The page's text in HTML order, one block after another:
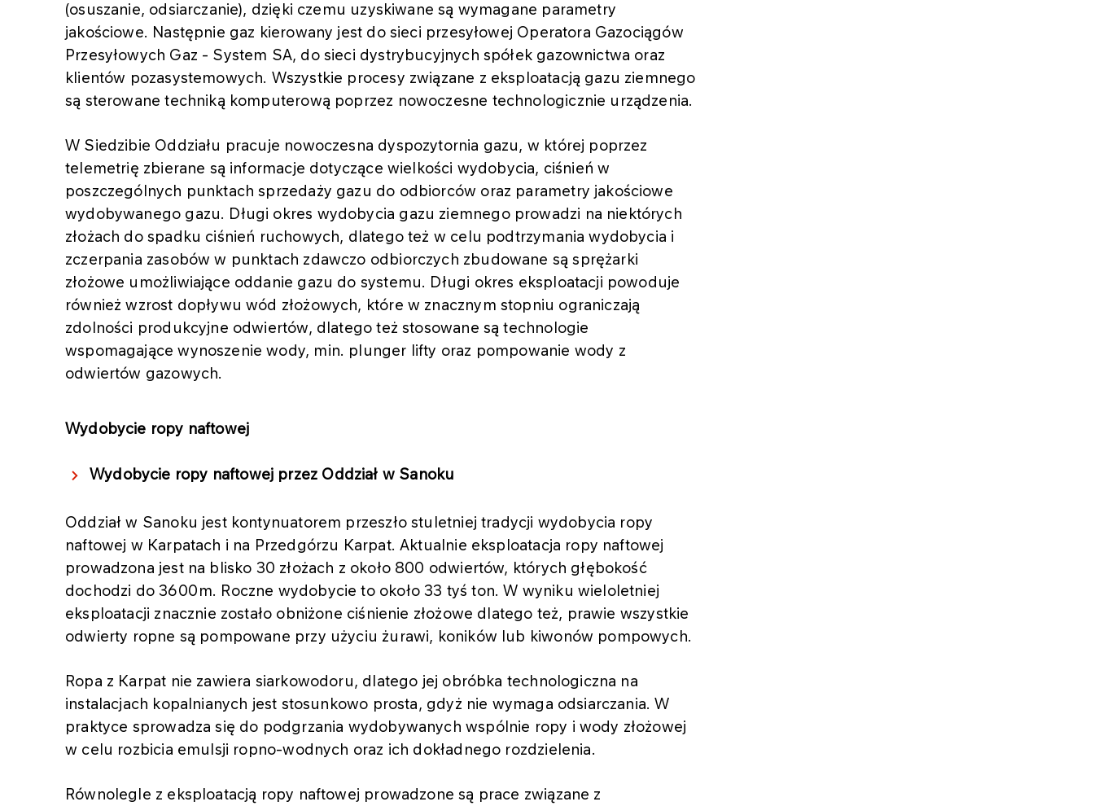
(osuszanie, odsiarczanie), dzięki czemu uzyskiwane są wymagane parametry
jakościowe. Następnie gaz kierowany jest do sieci przesyłowej Operatora Gazociągów
Przesyłowych Gaz - System SA, do sieci dystrybucyjnych spółek gazownictwa oraz
klientów pozasystemowych. Wszystkie procesy związane z eksploatacją gazu ziemnego
są sterowane techniką komputerową poprzez nowoczesne technologicznie urządzenia.
W Siedzibie Oddziału pracuje nowoczesna dyspozytornia gazu, w której poprzez
telemetrię zbierane są informacje dotyczące wielkości wydobycia, ciśnień w
poszczególnych punktach sprzedaży gazu do odbiorców oraz parametry jakościowe
wydobywanego gazu. Długi okres wydobycia gazu ziemnego prowadzi na niektórych
złożach do spadku ciśnień ruchowych, dlatego też w celu podtrzymania wydobycia i
zczerpania zasobów w punktach zdawczo odbiorczych zbudowane są sprężarki
złożowe umożliwiające oddanie gazu do systemu. Długi okres eksploatacji powoduje
również wzrost dopływu wód złożowych, które w znacznym stopniu ograniczają
zdolności produkcyjne odwiertów, dlatego też stosowane są technologie
wspomagające wynoszenie wody, min. plunger lifty oraz pompowanie wody z
odwiertów gazowych.
Wydobycie ropy naftowej
Wydobycie ropy naftowej przez Oddział w Sanoku
Oddział w Sanoku jest kontynuatorem przeszło stuletniej tradycji wydobycia ropy
naftowej w Karpatach i na Przedgórzu Karpat. Aktualnie eksploatacja ropy naftowej
prowadzona jest na blisko 30 złożach z około 800 odwiertów, których głębokość
dochodzi do 3600m. Roczne wydobycie to około 33 tyś ton. W wyniku wieloletniej
eksploatacji znacznie zostało obniżone ciśnienie złożowe dlatego też, prawie wszystkie
odwierty ropne są pompowane przy użyciu żurawi, koników lub kiwonów pompowych.
Ropa z Karpat nie zawiera siarkowodoru, dlatego jej obróbka technologiczna na
instalacjach kopalnianych jest stosunkowo prosta, gdyż nie wymaga odsiarczania. W
praktyce sprowadza się do podgrzania wydobywanych wspólnie ropy i wody złożowej
w celu rozbicia emulsji ropno-wodnych oraz ich dokładnego rozdzielenia.
Równolegle z eksploatacją ropy naftowej prowadzone są prace związane z